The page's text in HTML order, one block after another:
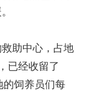
助中心，占地
已经收留了
的饲养员们每